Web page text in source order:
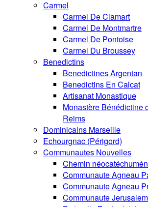
Carmel
Carmel De Clamart
Carmel De Montmartre
Carmel De Pontoise
Carmel Du Broussey
Benedictins
Benedictines Argentan
Benedictins En Calcat
Artisanat Monastique
Monastère Bénédictine
Reims
Dominicains Marseille
Echourgnac (Périgord)
Communautes Nouvelles
Chemin
Communaute Agneau
Communaute Agneau
Communaute Jerusalem